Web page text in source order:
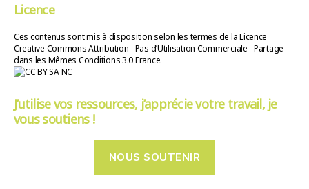
Licence
Ces contenus sont mis à disposition selon les termes de la Licence
Creative Commons Attribution - Pas d’Utilisation Commerciale - Partage
dans les Mêmes Conditions 3.0 France.
J’utilise vos ressources, j’apprécie votre travail, je
vous soutiens !
NOUS SOUTENIR